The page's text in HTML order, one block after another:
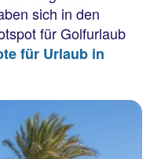
sich in den
für Golfurlaub
für Urlaub in